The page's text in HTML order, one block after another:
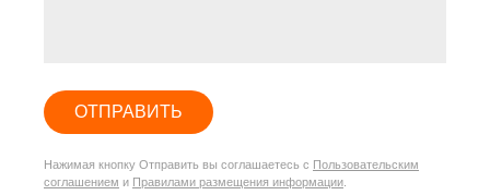
ОТПРАВИТЬ
Нажимая кнопку Отправить вы соглашаетесь с Пользовательским
соглашением и Правилами размещения информации